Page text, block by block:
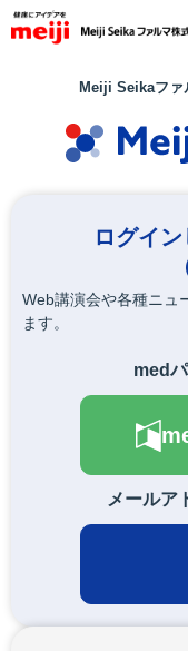
メ
イ
Meiji Seikaファ
ログイ
Web講演会や各種ニュ
ます。
med
メールア